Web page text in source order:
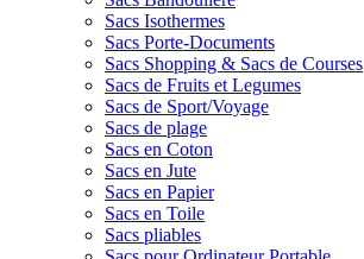
Sacs Isothermes
Sacs Porte-Documents
Sacs Shopping & Sacs de Courses
Sacs de Fruits et Legumes
Sacs de Sport/Voyage
Sacs de plage
Sacs en Coton
Sacs en Jute
Sacs en Papier
Sacs en Toile
Sacs pliables